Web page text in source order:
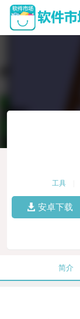
工具
安卓下载
简介